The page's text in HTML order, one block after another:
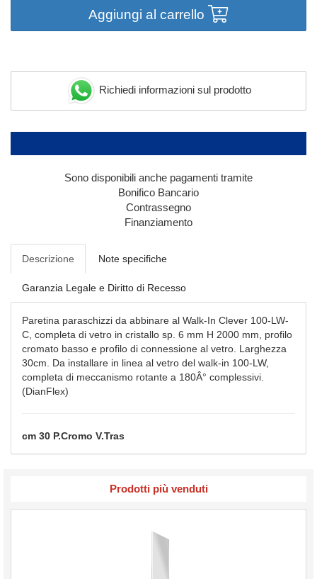
Aggiungi al carrello
Richiedi informazioni sul prodotto
Sono disponibili anche pagamenti tramite
Bonifico Bancario
Contrassegno
Finanziamento
Descrizione Note specifiche
Garanzia Legale e Diritto di Recesso
Paretina paraschizzi da abbinare al Walk-In Clever 100-LW-
C, completa di vetro in cristallo sp. 6 mm H 2000 mm, profilo
cromato basso e profilo di connessione al vetro. Larghezza
30cm. Da installare in linea al vetro del walk-in 100-LW,
completa di meccanismo rotante a 180Â° complessivi.
(DianFlex)
cm 30 P.Cromo V.Tras
Prodotti più venduti